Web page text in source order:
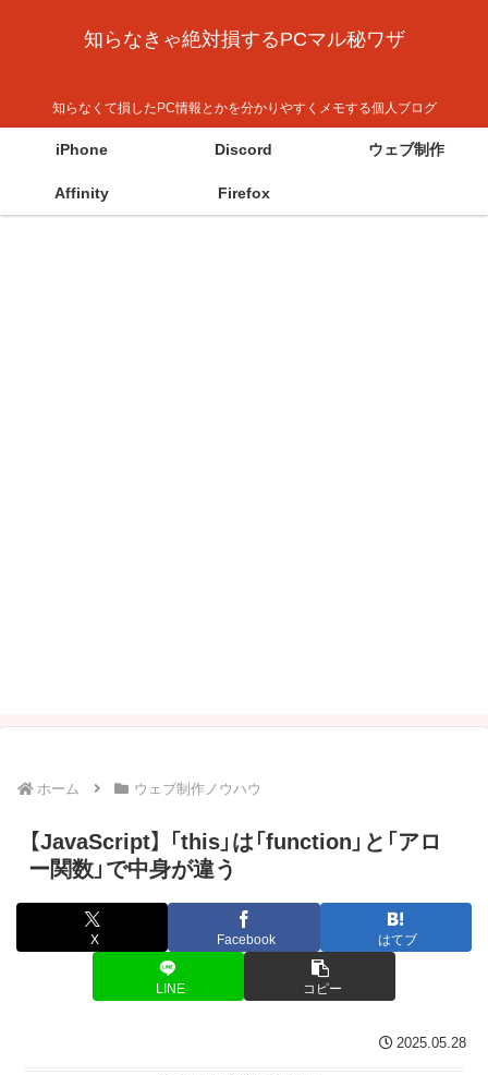
知らなきゃ絶対損するPCマル秘ワザ
知らなくて損したPC情報とかを分かりやすくメモする個人ブログ
iPhone Discord ウェブ制作
Affinity Firefox
ホーム ウェブ制作ノウハウ
【JavaScript】 「this」は「function」と「アロ
ー関数」で中身が違う
X Facebook はてブ
LINE コピー
2025.05.28